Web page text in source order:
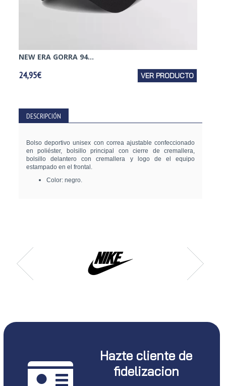
NEW ERA GORRA 94...
24,95€ VER PRODUCTO
DESCRIPCIÓN
Bolso deportivo unisex con correa ajustable confeccionado
en poliéster, bolsillo principal con cierre de cremallera,
bolsillo delantero con cremallera y logo de el equipo
estampado en el frontal.
Color: negro.
Hazte cliente de
fidelizacion